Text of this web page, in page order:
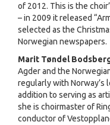
of 2012. This is the
– in 2009 it released
selected as the
Norwegian newspapers.
Marit Tøndel
Agder and the
regularly with Norway’s
addition to serving as
she is choirmaster of
conductor of